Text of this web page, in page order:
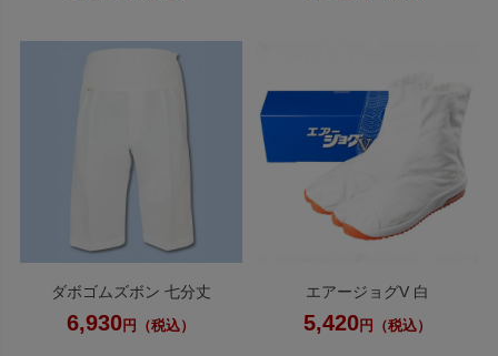
ダボゴムズボン 七分丈
6,930 円（税込）
エアージョグV 白
5,420円（税込）